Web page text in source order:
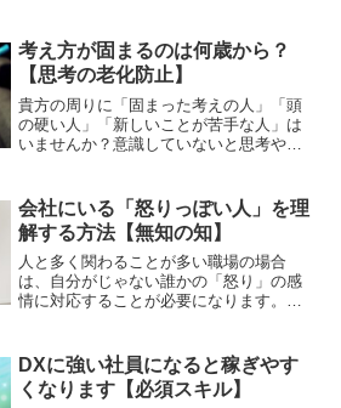
えることができますよ。
考え方が固まるのは何歳から？
【思考の老化防止】
貴方の周りに「固まった考えの人」「頭
の硬い人」「新しいことが苦手な人」は
いませんか？意識していないと思考や考
のか、柔軟な考え方を保てる方法を実行
して若々しく過ごしましょう
会社にいる「怒りっぽい人」を理
解する方法【無知の知】
人と多く関わることが多い職場の場合
は、自分がじゃない誰かの「怒り」の感
情に対応することが必要になります。特
とになっちゃいますので怒りっぽい人の
対応方法を理解しましょう。
DXに強い社員になると稼ぎやす
くなります【必須スキル】